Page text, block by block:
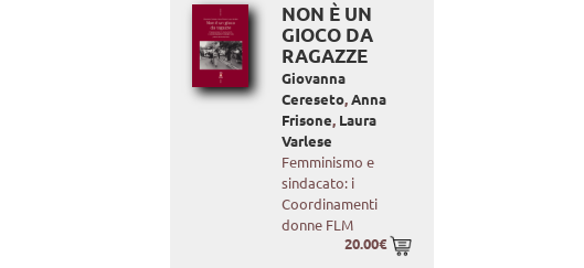
NON È UN
GIOCO DA
RAGAZZE
Giovanna
Cereseto,Anna
Frisone, Laura
Varlese
Femminismo e
sindacato: i
Coordinamenti
donne FLM
20.00€